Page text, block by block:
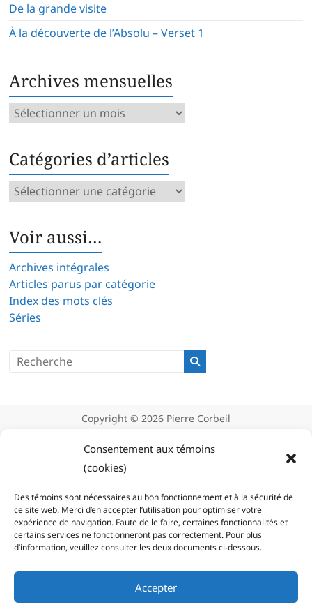
Consentement aux témoins
(cookies)
Des témoins sont nécessaires au bon fonctionnement et à la sécurité de
ce site web. Merci d’en accepter l’utilisation pour optimiser votre
expérience de navigation. Faute de le faire, certaines fonctionnalités et
certains services ne fonctionneront pas correctement. Pour plus
d’information, veuillez consulter les deux documents ci-dessous.
Accepter
De la grande visite
À la découverte de l’Absolu – Verset 1
Archives mensuelles
Archives
Catégories d’articles
Catégories
Voir aussi…
Archives intégrales
Articles parus par catégorie
Index des mots clés
Séries
Copyright © 2026 Pierre Corbeil
(cookies)